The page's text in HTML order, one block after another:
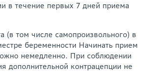
в течение первых 7 дней приема
(в том числе самопроизвольного) в
беременности Начинать прием
немедленно. При соблюдении
дополнительной контрацепции не